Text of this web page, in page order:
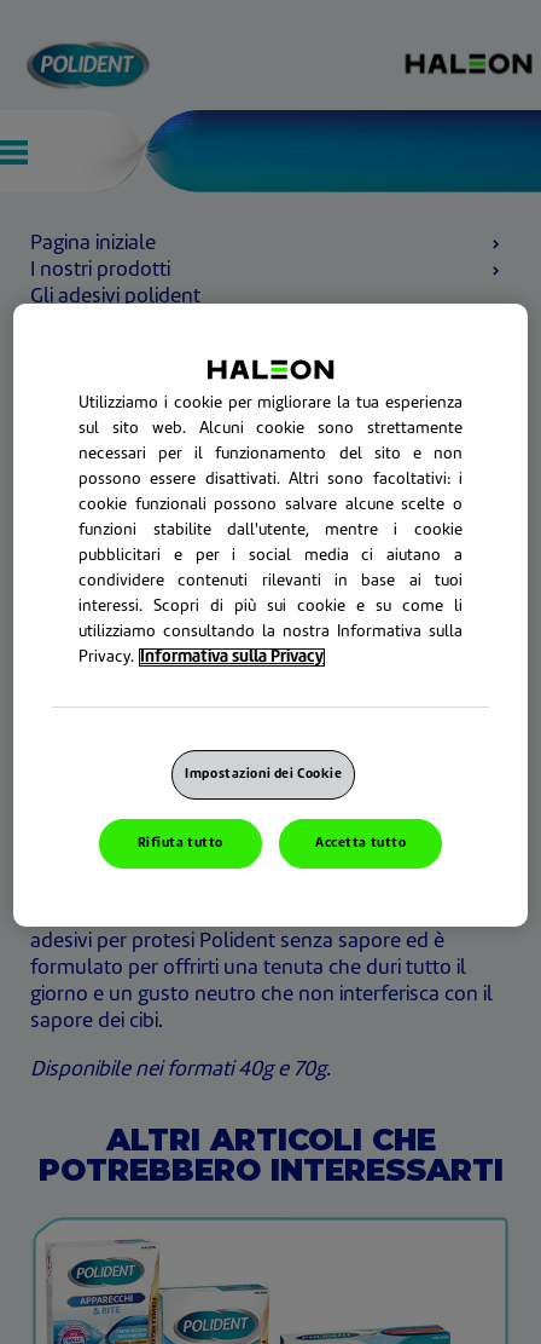
Pagina iniziale
I nostri prodotti
Gli adesivi polident
Usare un adesivo per protesi ti offre la tenuta di cui
Stai cercando un rimedio che non interferisca con il
sapore dei tuoi cibi preferiti?
adesivi per protesi Polident senza sapore ed è
formulato per offrirti una tenuta che duri tutto il
giorno e un gusto neutro che non interferisca con il
sapore dei cibi.
Disponibile nei formati 40g e 70g.
ALTRI ARTICOLI CHE
POTREBBERO INTERESSARTI
Utilizziamo i cookie per migliorare la tua esperienza
sul sito web. Alcuni cookie sono strettamente
necessari per il funzionamento del sito e non
possono essere disattivati. Altri sono facoltativi: i
cookie funzionali possono salvare alcune scelte o
funzioni stabilite dall'utente, mentre i cookie
pubblicitari e per i social media ci aiutano a
condividere contenuti rilevanti in base ai tuoi
interessi. Scopri di più sui cookie e su come li
utilizziamo consultando la nostra Informativa sulla
Privacy.
Informativa sulla Privacy
Impostazioni dei Cookie
Rifiuta tutto Accetta tutto